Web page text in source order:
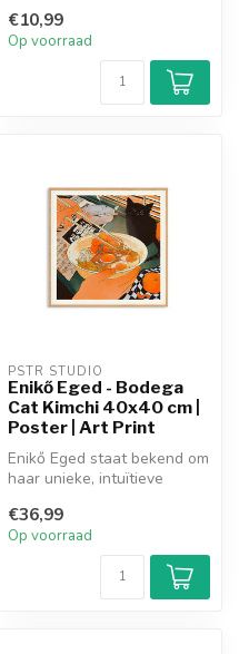
Gift Repub...
€10,99
Op voorraad
PSTR STUDIO
Enikő Eged - Bodega
Cat Kimchi 40x40 cm |
Poster | Art Print
Enikő Eged staat bekend om
haar unieke, intuïtieve
si...
€36,99
Op voorraad